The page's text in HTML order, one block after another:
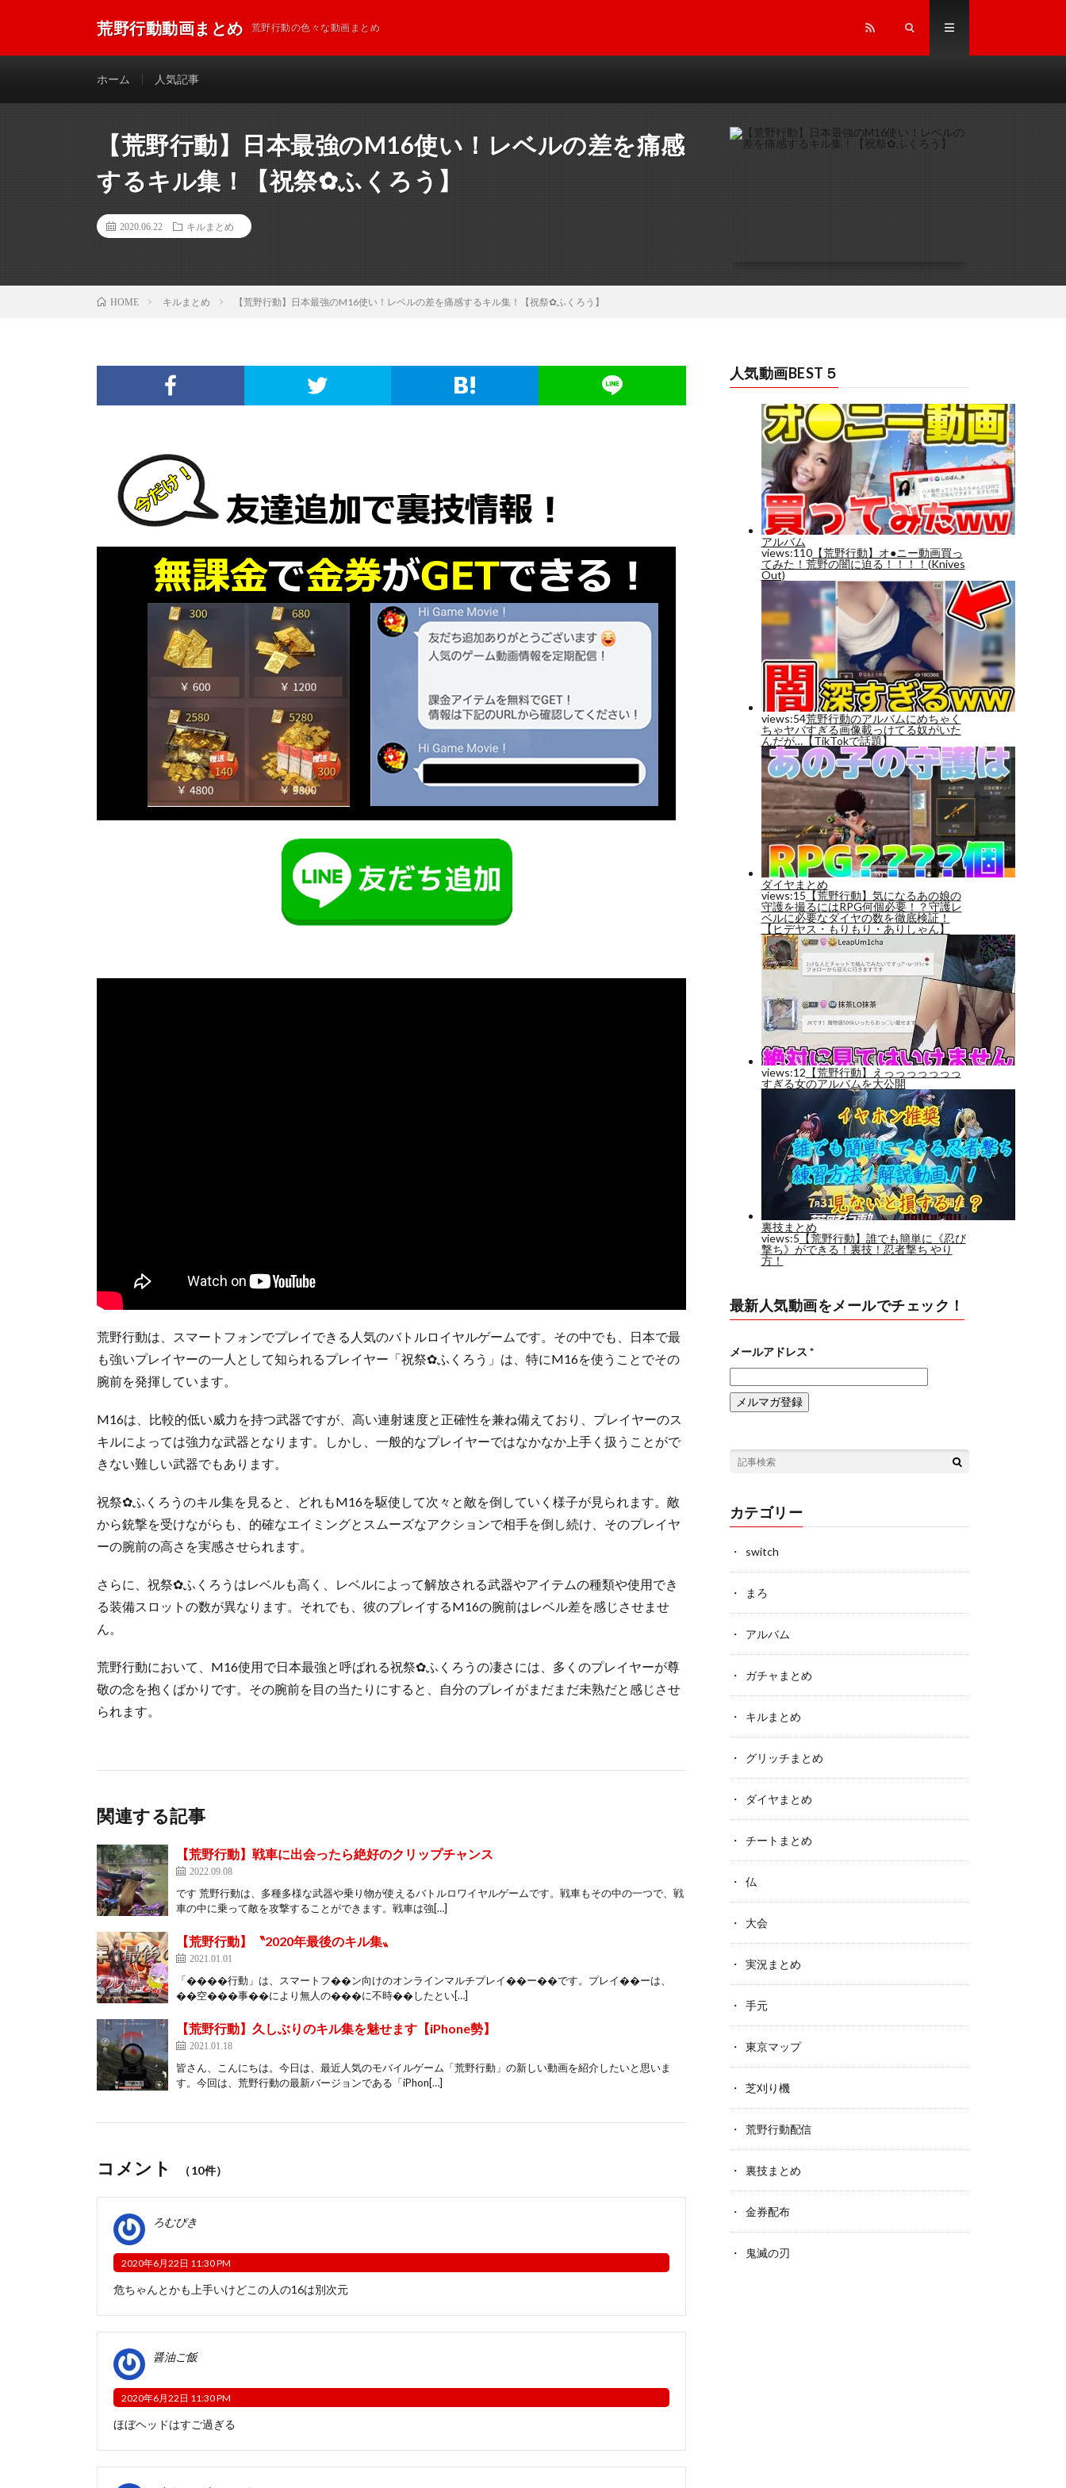
荒野行動動画まとめ 荒野行動の色々な動画まとめ
ホーム 人気記事
【荒野行動】日本最強のM16使い！レベルの差を痛感
するキル集！【祝祭✿ふくろう】
2020.06.22 キルまとめ
HOME キルまとめ 【荒野行動】日本最強のM16使い！レベルの差を痛感するキル集！【祝祭✿ふくろう】
荒野行動は、スマートフォンでプレイできる人気のバトルロイヤルゲームです。その中でも、日本で最
も強いプレイヤーの一人として知られるプレイヤー「祝祭✿ふくろう」は、特にM16を使うことでその
腕前を発揮しています。
M16は、比較的低い威力を持つ武器ですが、高い連射速度と正確性を兼ね備えており、プレイヤーのス
キルによっては強力な武器となります。しかし、一般的なプレイヤーではなかなか上手く扱うことがで
きない難しい武器でもあります。
祝祭✿ふくろうのキル集を見ると、どれもM16を駆使して次々と敵を倒していく様子が見られます。敵
から銃撃を受けながらも、的確なエイミングとスムーズなアクションで相手を倒し続け、そのプレイヤ
ーの腕前の高さを実感させられます。
さらに、祝祭✿ふくろうはレベルも高く、レベルによって解放される武器やアイテムの種類や使用でき
る装備スロットの数が異なります。それでも、彼のプレイするM16の腕前はレベル差を感じさせませ
ん。
荒野行動において、M16使用で日本最強と呼ばれる祝祭✿ふくろうの凄さには、多くのプレイヤーが尊
敬の念を抱くばかりです。その腕前を目の当たりにすると、自分のプレイがまだまだ未熟だと感じさせ
られます。
関連する記事
【荒野行動】戦車に出会ったら絶好のクリップチャンス
2022.09.08
です 荒野行動は、多種多様な武器や乗り物が使えるバトルロワイヤルゲームです。戦車もその中の一つで、戦
車の中に乗って敵を攻撃することができます。戦車は強[…]
【荒野行動】〝2020年最後のキル集〟
2021.01.01
「����行動」は、スマートフ��ン向けのオンラインマルチプレイ��ー��です。プレイ��ーは、
��空���事��により無人の���に不時��したとい[…]
【荒野行動】久しぶりのキル集を魅せます【iPhone勢】
2021.01.18
皆さん、こんにちは。今日は、最近人気のモバイルゲーム「荒野行動」の新しい動画を紹介したいと思いま
す。今回は、荒野行動の最新バージョンである「iPhon[…]
コメント （10件）
ろむぴき
2020年6月22日 11:30 PM
危ちゃんとかも上手いけどこの人の16は別次元
醤油ご飯
2020年6月22日 11:30 PM
ほぼヘッドはすご過ぎる
人気動画BEST５
最新人気動画をメールでチェック！
メールアドレス *
カテゴリー
switch
まろ
アルバム
ガチャまとめ
キルまとめ
グリッチまとめ
ダイヤまとめ
チートまとめ
仏
大会
実況まとめ
手元
東京マップ
芝刈り機
荒野行動配信
裏技まとめ
金券配布
鬼滅の刃